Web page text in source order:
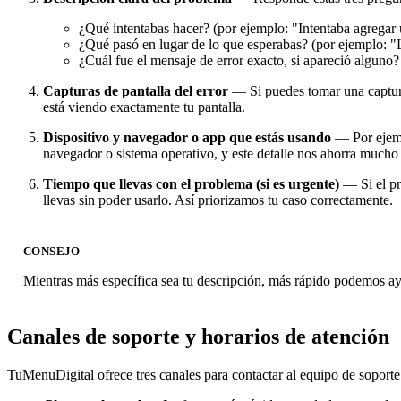
¿Qué intentabas hacer? (por ejemplo: "Intentaba
¿Qué pasó en lugar de lo que esperabas? (por ejemplo:
¿Cuál fue el mensaje de error exacto, si apareció
Capturas de pantalla del error — Si puedes tomar una
está viendo exactamente tu pantalla.
Dispositivo y navegador o app que estás usando — Por
navegador o sistema operativo, y este detalle nos ahorra
Tiempo que llevas con el problema (si es urgente) — Si el
llevas sin poder usarlo. Así priorizamos tu caso correctamente.
CONSEJO
Mientras más específica sea tu descripción, más rápido podemos
Canales de soporte y horarios de atención
TuMenuDigital ofrece tres canales para contactar al equipo de